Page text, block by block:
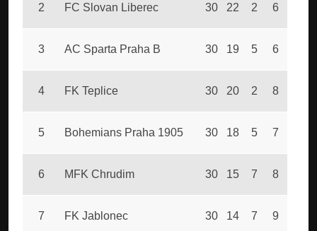
2 FC Slovan Liberec 30 22 2 6
3 AC Sparta Praha B 30 19 5 6
4 FK Teplice 30 20 2 8
5 Bohemians Praha 1905 30 18 5 7
6 MFK Chrudim 30 15 7 8
7 FK Jablonec 30 14 7 9